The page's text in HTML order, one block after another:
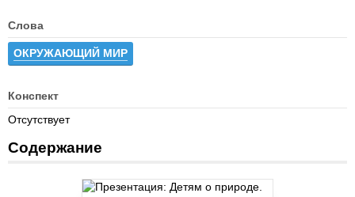
Слова
ОКРУЖАЮЩИЙ МИР
Конспект
Отсутствует
Содержание